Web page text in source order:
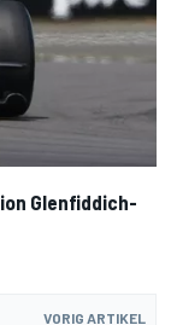
Glenfiddich-
VORIG ARTIKEL